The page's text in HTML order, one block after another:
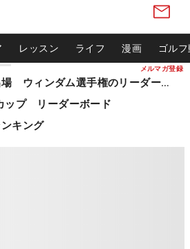
メルマガ登録
レッスン ライフ 漫画 ゴル
松山英樹ら出場 ウィンダム選手権のリーダーボード
ップ リーダーボード
キング